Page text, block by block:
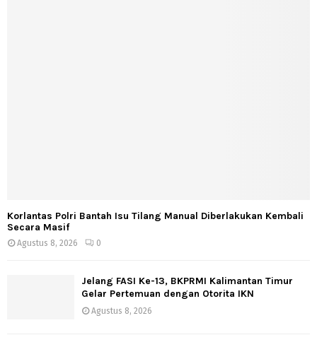
Korlantas Polri Bantah Isu Tilang Manual Diberlakukan Kembali
Secara Masif
Agustus 8, 2026 0
Jelang FASI Ke-13, BKPRMI Kalimantan Timur
Gelar Pertemuan dengan Otorita IKN
Agustus 8, 2026